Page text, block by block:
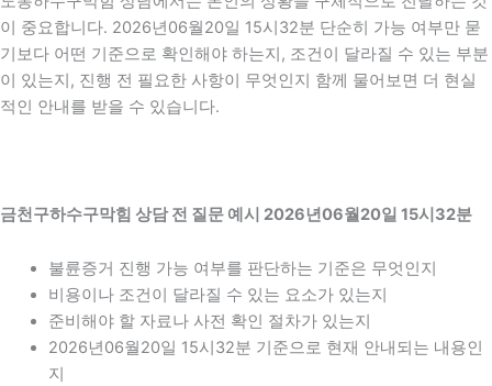
이 중요합니다. 2026년06월20일 15시32분 단순히 가능 여부만 묻
기보다 어떤 기준으로 확인해야 하는지, 조건이 달라질 수 있는 부분
이 있는지, 진행 전 필요한 사항이 무엇인지 함께 물어보면 더 현실
적인 안내를 받을 수 있습니다.
금천구하수구막힘 상담 전 질문 예시 2026년06월20일 15시32분
불륜증거 진행 가능 여부를 판단하는 기준은 무엇인지
비용이나 조건이 달라질 수 있는 요소가 있는지
준비해야 할 자료나 사전 확인 절차가 있는지
2026년06월20일 15시32분 기준으로 현재 안내되는 내용인
지